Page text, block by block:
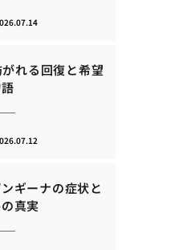
れる回復と希望
ギーナの症状と
真実